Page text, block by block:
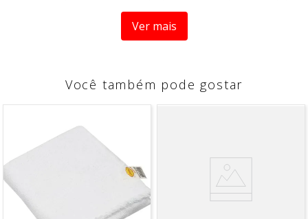
acabam com a sua estética.
• Mais Reforçada
CONTEM: 1 Capa p/ maquina Korino Cinza
*INDICADA PARA MÁQUINAS DE 16KG*
Ver mais
Você também pode gostar